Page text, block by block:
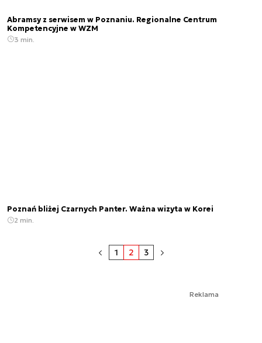
Abramsy z serwisem w Poznaniu. Regionalne Centrum
Kompetencyjne w WZM
3 min.
Poznań bliżej Czarnych Panter. Ważna wizyta w Korei
2 min.
1 2 3
Reklama